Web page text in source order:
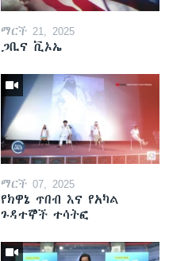
ማርች 21, 2025
ጋቢና ቪኦኤ
ማርች 07, 2025
የክዋኔ ጥበብ እና የአካል
ጉዳተኞች ተሳትፎ